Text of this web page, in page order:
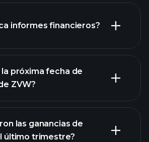
de acciones
informes financieros?
los estados financieros
la próxima fecha de
ZVW?
las ganancias de
último trimestre?